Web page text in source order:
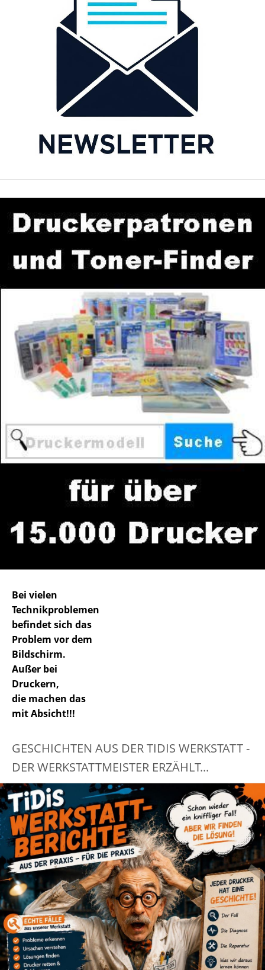
Bei vielen
Technikproblemen
befindet sich das
Problem vor dem
Bildschirm.
Außer bei
Druckern,
die machen das
mit Absicht!!!
GESCHICHTEN AUS DER TIDIS WERKSTATT -
DER WERKSTATTMEISTER ERZÄHLT...